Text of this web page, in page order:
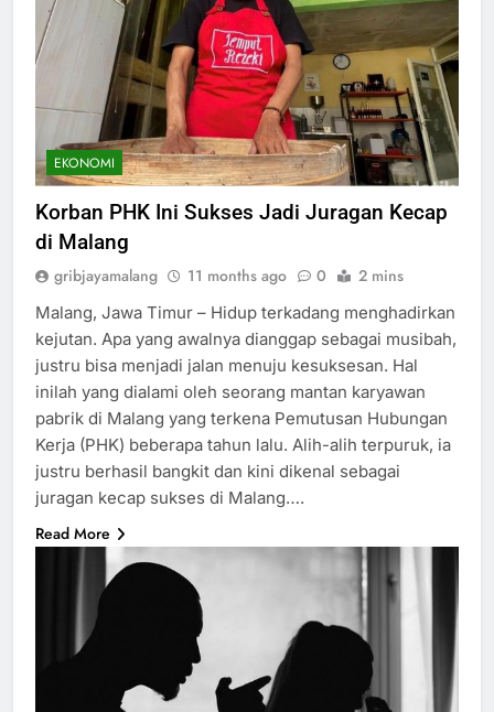
EKONOMI
Korban PHK Ini Sukses Jadi Juragan Kecap
di Malang
gribjayamalang 11 months ago 0 2 mins
Malang, Jawa Timur – Hidup terkadang menghadirkan
kejutan. Apa yang awalnya dianggap sebagai musibah,
justru bisa menjadi jalan menuju kesuksesan. Hal
inilah yang dialami oleh seorang mantan karyawan
pabrik di Malang yang terkena Pemutusan Hubungan
Kerja (PHK) beberapa tahun lalu. Alih-alih terpuruk, ia
justru berhasil bangkit dan kini dikenal sebagai
juragan kecap sukses di Malang….
Read More